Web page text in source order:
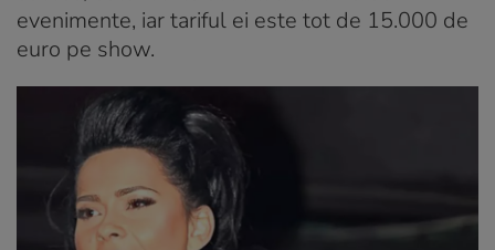
evenimente, iar tariful ei este tot de 15.000 de
euro pe show.